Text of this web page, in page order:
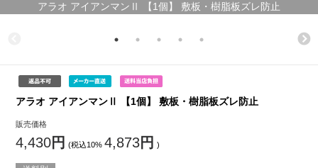
アラオ アイアンマンⅡ 【1個】 敷板・樹脂板ズレ防止
アラオ アイアンマンⅡ 【1個】 敷板・樹脂板ズレ防止
販売価格
4,430円 (税込10%4,873円 )